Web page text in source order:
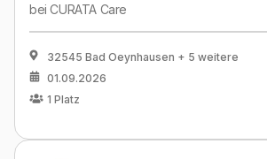
beiCURATA Care
32545 Bad Oeynhausen + 5 weitere
01.09.2026
1 Platz